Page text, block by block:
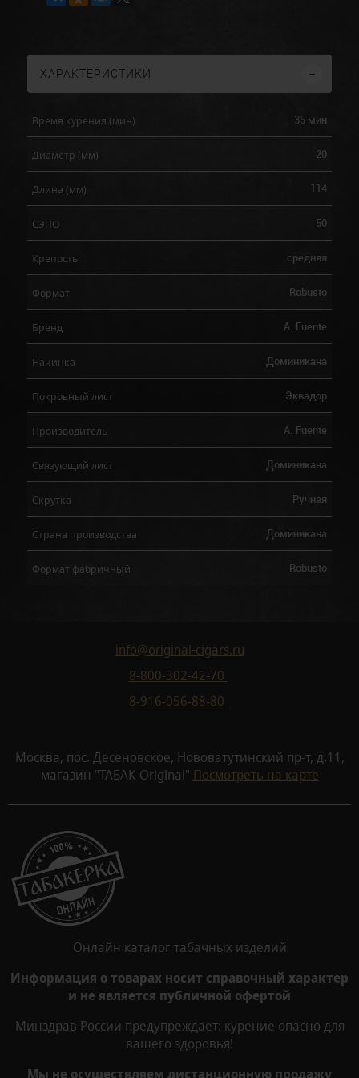
ХАРАКТЕРИСТИКИ
Время курения (мин) 35 мин
Диаметр (мм) 20
Длина (мм) 114
СЭПО 50
Крепость средняя
Формат Robusto
Бренд A. Fuente
Начинка Доминикана
Покровный лист Эквадор
Производитель A. Fuente
Связующий лист Доминикана
Скрутка Ручная
Страна производства Доминикана
Формат фабричный Robusto
info@original-cigars.ru
8-800-302-42-70
8-916-056-88-80
Москва, пос. Десеновское, Нововатутинский пр-т, д.11,
магазин "ТАБАК-Original" Посмотреть на карте
Онлайн каталог табачных изделий
Информация о товарах носит справочный характер
и не является публичной офертой
Минздрав России предупреждает: курение опасно для
вашего здоровья!
Мы не осуществляем дистанционную продажу